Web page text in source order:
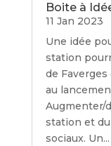
Boite à
11 Jan 2023
Une idée
station
de
au
Augmenter/
station et
sociaux. Un...